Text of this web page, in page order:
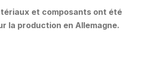
et composants ont été
la production en Allemagne.